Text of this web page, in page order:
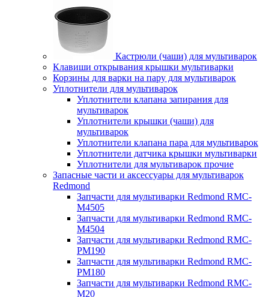
Кастрюли (чаши) для мультиварок
Клавиши открывания крышки мультиварки
Корзины для варки на пару для мультиварок
Уплотнители для мультиварок
Уплотнители клапана запирания для
мультиварок
Уплотнители крышки (чаши) для
мультиварок
Уплотнители клапана пара для мультиварок
Уплотнители датчика крышки мультиварки
Уплотнители для мультиварок прочие
Запасные части и аксессуары для мультиварок
Redmond
Запчасти для мультиварки Redmond RMC-
M4505
Запчасти для мультиварки Redmond RMC-
M4504
Запчасти для мультиварки Redmond RMC-
PM190
Запчасти для мультиварки Redmond RMC-
PM180
Запчасти для мультиварки Redmond RMC-
M20